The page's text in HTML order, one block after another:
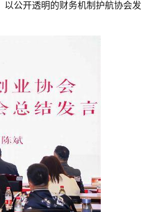
公开透明的财务机制护航协会发